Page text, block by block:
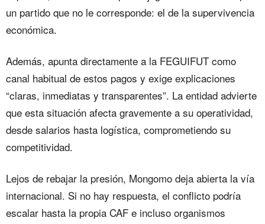
un partido que no le corresponde: el de la supervivencia
económica.
Además, apunta directamente a la FEGUIFUT como
canal habitual de estos pagos y exige explicaciones
“claras, inmediatas y transparentes”. La entidad advierte
que esta situación afecta gravemente a su operatividad,
desde salarios hasta logística, comprometiendo su
competitividad.
Lejos de rebajar la presión, Mongomo deja abierta la vía
internacional. Si no hay respuesta, el conflicto podría
escalar hasta la propia CAF e incluso organismos